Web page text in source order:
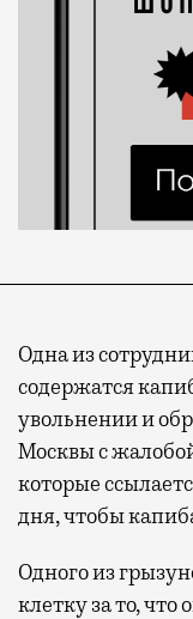
Одна из
содержатся
увольнении и
Москвы с
которые
дня, чтобы
Одного из
клетку за то, что